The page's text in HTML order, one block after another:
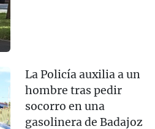
La Policía auxilia a un
hombre tras pedir
socorro en una
gasolinera de Badajoz